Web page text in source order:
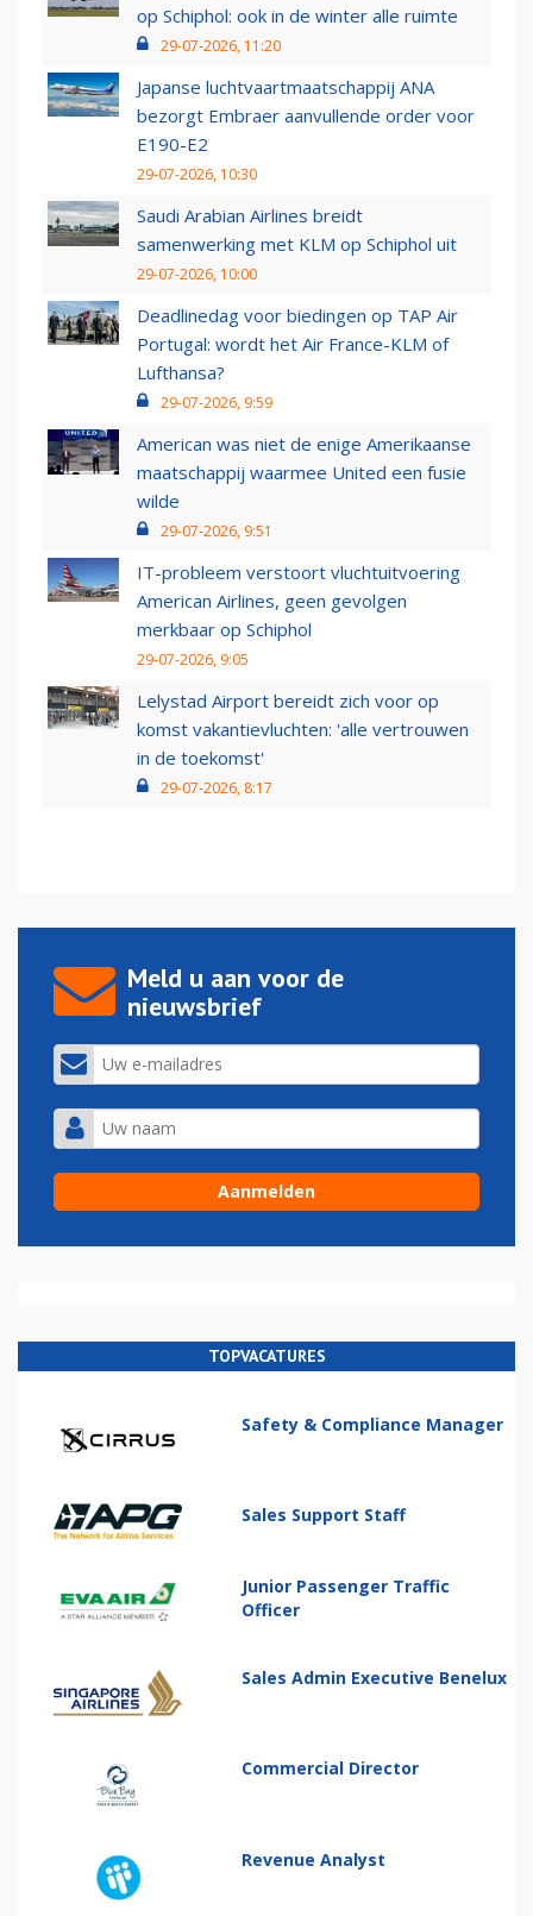
op Schiphol: ook in de winter alle ruimte
29-07-2026, 11:20
Japanse luchtvaartmaatschappij ANA
bezorgt Embraer aanvullende order voor
E190-E2
29-07-2026, 10:30
Saudi Arabian Airlines breidt
samenwerking met KLM op Schiphol uit
29-07-2026, 10:00
Deadlinedag voor biedingen op TAP Air
Portugal: wordt het Air France-KLM of
Lufthansa?
29-07-2026, 9:59
American was niet de enige Amerikaanse
maatschappij waarmee United een fusie
wilde
29-07-2026, 9:51
IT-probleem verstoort vluchtuitvoering
American Airlines, geen gevolgen
merkbaar op Schiphol
29-07-2026, 9:05
Lelystad Airport bereidt zich voor op
komst vakantievluchten: 'alle vertrouwen
in de toekomst'
29-07-2026, 8:17
Meld u aan voor de
nieuwsbrief
TOPVACATURES
Safety & Compliance Manager
Sales Support Staff
Junior Passenger Traffic
Officer
Sales Admin Executive Benelux
Commercial Director
Revenue Analyst